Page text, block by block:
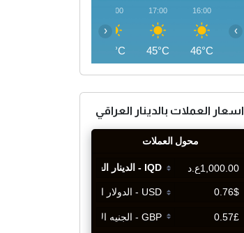
16:00
46°C
17:00
45°C
18:00
44°C
‹ ›
اسعار العملات بالدينار العراقي